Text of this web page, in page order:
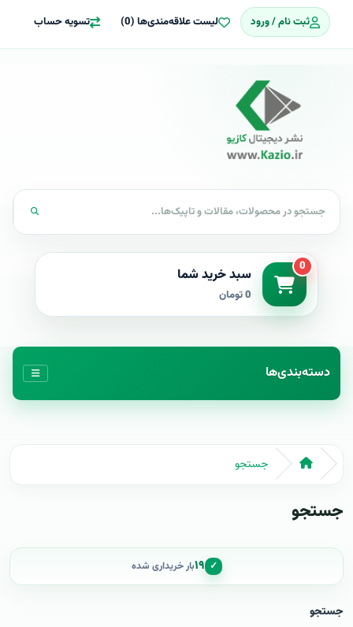
ثبت نام / ورود لیست علاقه‌مندی‌ها (0) تسویه حساب
0 سبد خرید شما
0 تومان
دسته‌بندی‌ها
جستجو
جستجو
✓ ۱۹بار خریداری شده
جستجو